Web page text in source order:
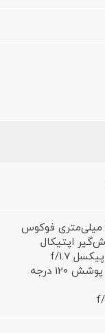
64 مگاپیکسل لنز واید 25 میلی‌متری فوکوس
اپتیکال
8 مگاپیکسل لنز اولتراواید پوشش 120 درجه